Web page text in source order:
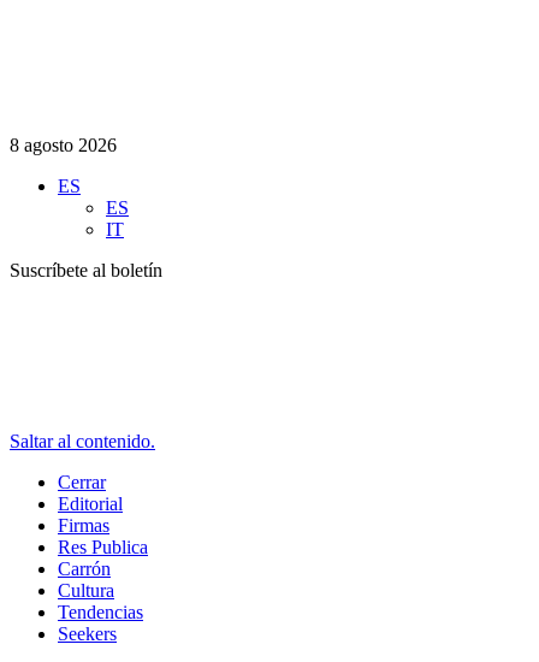
8 agosto 2026
ES
ES
IT
Suscríbete al boletín
Saltar al contenido.
Cerrar
Editorial
Firmas
Res Publica
Carrón
Cultura
Tendencias
Seekers